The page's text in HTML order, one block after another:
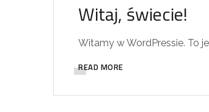
Witaj, świecie!
Witamy w WordPressie. To
READ MORE